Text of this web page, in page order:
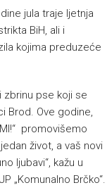
jula traje ljetnja
BiH, ali i
kojima preduzeće
zbrinu pse koji se
Brod. Ove godine,
promovišemo
život, a vaš novi
ljubavi“, kažu u
„Komunalno Brčko“.